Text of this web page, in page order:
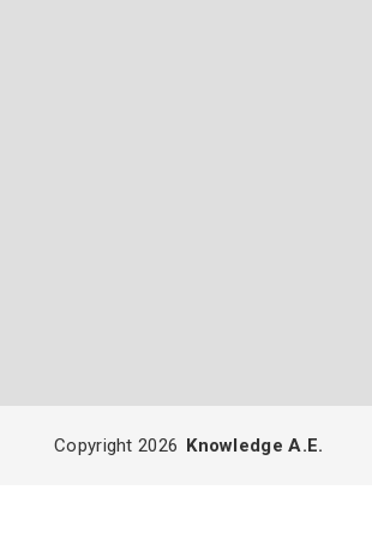
Copyright 2026 Knowledge A.E.